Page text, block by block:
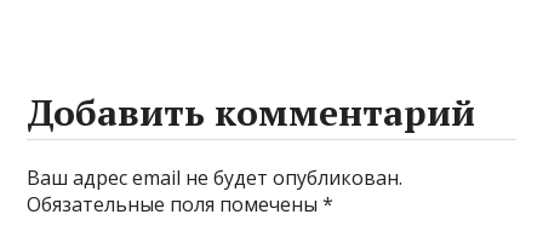
Добавить комментарий
Ваш адрес email не будет опубликован.
Обязательные поля помечены*